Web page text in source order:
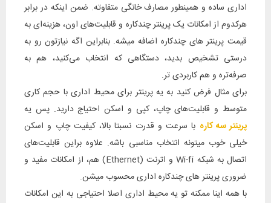
اداری ساده و همینطور مصارف خانگی متفاوته. ضمن اینکه در برابر
هرکدوم از امکانات یک پرینتر چندکاره و قابلیت‌های اون، هزینه‌ای به
قیمت پرینتر های چندکاره اضافه میشه. بنابراین اگه نیازتون رو به
درستی تشخیص بدید، دستگاهی که انتخاب می‌کنید، هم به
صرفه‌تره و هم کاربردی تر.
برای مثال فرض کنید به یه پرینتر برای محیط اداری با حجم کاری
متوسط و قابلیت‌های چاپ، کپی و اسکن احتیاج دارید. پس یه
پرینتر سه کاره با سرعت و قدرت نسبتا بالا، کیفیت چاپ و اسکن
خیلی خوب میتونه انتخاب مناسبی باشه. علاوه براین قابلیت‌های
اتصال به شبکه Wi-fi و اترنت (Ethernet) هم، از امکانات مفید و
ضروری پرینتر های چندکاره اداری محسوب میشن.
با همه اینا ممکنه تو یه محیط اداری اصلا احتیاجی به این امکانات